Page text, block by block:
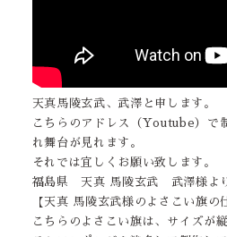
天真馬陵玄武、武澤と申します。
こちらのアドレス（Youtube）で
れ舞台が見れます。
それでは宜しくお願い致します。
福島県 天真 馬陵玄武 武澤様よ
【天真 馬陵玄武様のよさこい旗の
こちらのよさこい旗は、サイズが